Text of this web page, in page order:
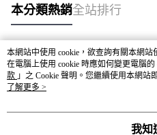
本分類熱銷全站排行
熱門標籤
本網站中使用 cookie，欲查詢有關本網
在電腦上使用 cookie 時應如何變更電腦
款 」之 Cookie 聲明。您繼續使用本網
之 Cookie 聲明使用 cookie。
了解更多 >
我知